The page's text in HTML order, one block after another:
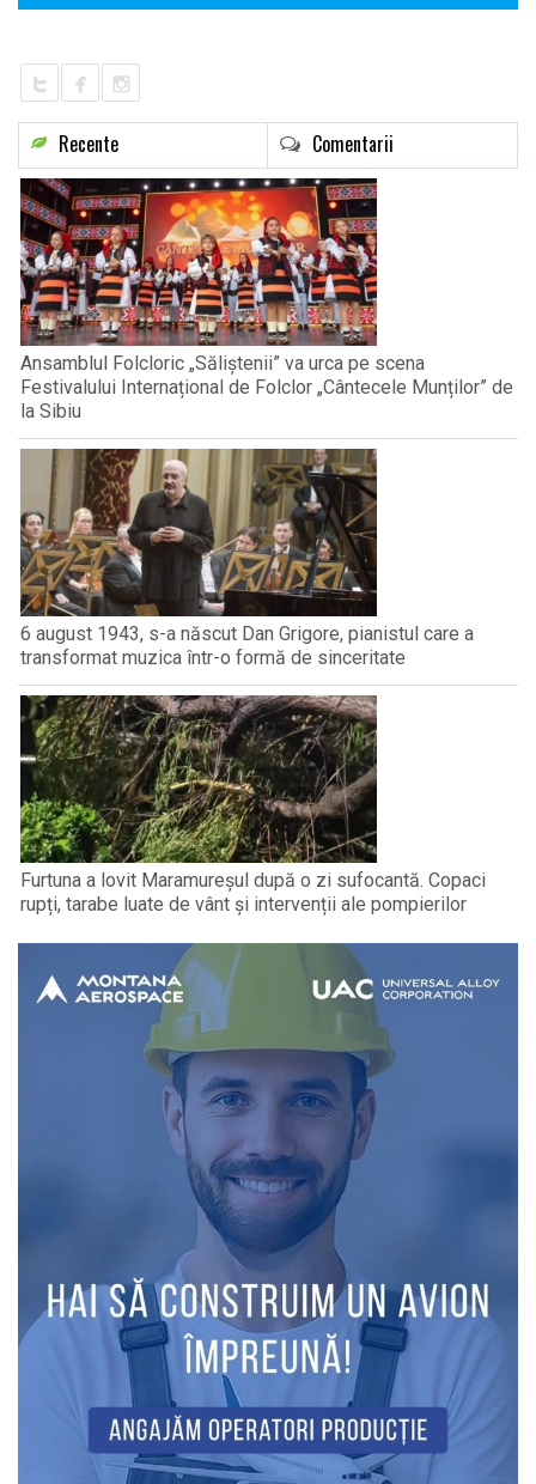
Recente Comentarii
Ansamblul Folcloric „Săliștenii” va urca pe scena
Festivalului Internațional de Folclor „Cântecele Munților” de
la Sibiu
6 august 1943, s-a născut Dan Grigore, pianistul care a
transformat muzica într-o formă de sinceritate
Furtuna a lovit Maramureșul după o zi sufocantă. Copaci
rupți, tarabe luate de vânt și intervenții ale pompierilor